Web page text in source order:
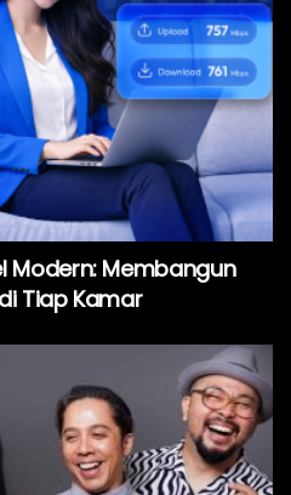
Modern: Membangun
Tiap Kamar